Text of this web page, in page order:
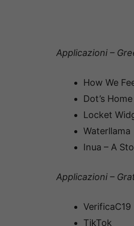
Applicazioni –
How We
Dot’s Home
Locket
Waterllama
Inua – A
Applicazioni –
VerificaC19
TikTok